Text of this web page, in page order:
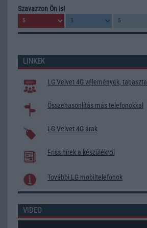
Szavazzon Ön is!
LINKEK
LG Velvet 4G vélemények,
Összehasonlítás más telefonokkal
LG Velvet 4G árak
Friss hírek a készülékről
További LG mobiltelefonok
VIDEO